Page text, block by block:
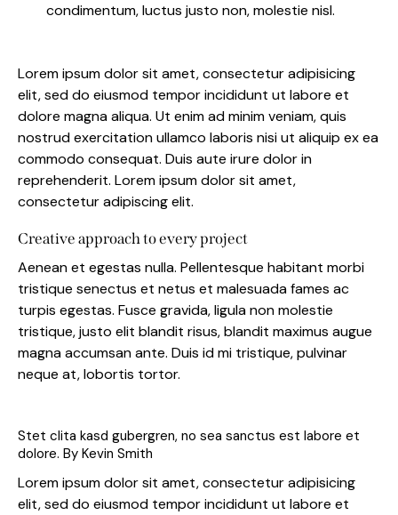
condimentum, luctus justo non, molestie nisl.
Lorem ipsum dolor sit amet, consectetur adipisicing
elit, sed do eiusmod tempor incididunt ut labore et
dolore magna aliqua. Ut enim ad minim veniam, quis
nostrud exercitation ullamco laboris nisi ut aliquip ex ea
commodo consequat. Duis aute irure dolor in
reprehenderit. Lorem ipsum dolor sit amet,
consectetur adipiscing elit.
Creative approach to every project
Aenean et egestas nulla. Pellentesque habitant morbi
tristique senectus et netus et malesuada fames ac
turpis egestas. Fusce gravida, ligula non molestie
tristique, justo elit blandit risus, blandit maximus augue
magna accumsan ante. Duis id mi tristique, pulvinar
neque at, lobortis tortor.
Stet clita kasd gubergren, no sea sanctus est labore et
dolore. By Kevin Smith
Lorem ipsum dolor sit amet, consectetur adipisicing
elit, sed do eiusmod tempor incididunt ut labore et